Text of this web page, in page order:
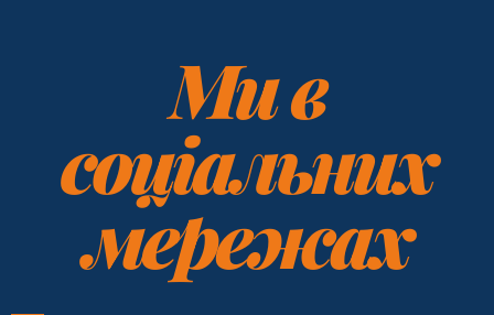
Ми в
соціальних
мережах